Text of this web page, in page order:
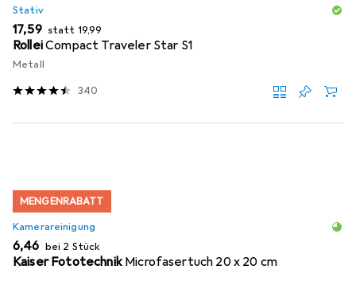
Stativ
EUR
17,59 statt EUR
19,99
RolleiCompact Traveler Star S1
Metall
340
MENGENRABATT
Kamerareinigung
EUR
6,46 bei 2 Stück
Kaiser Fototechnik Microfasertuch 20 x 20 cm